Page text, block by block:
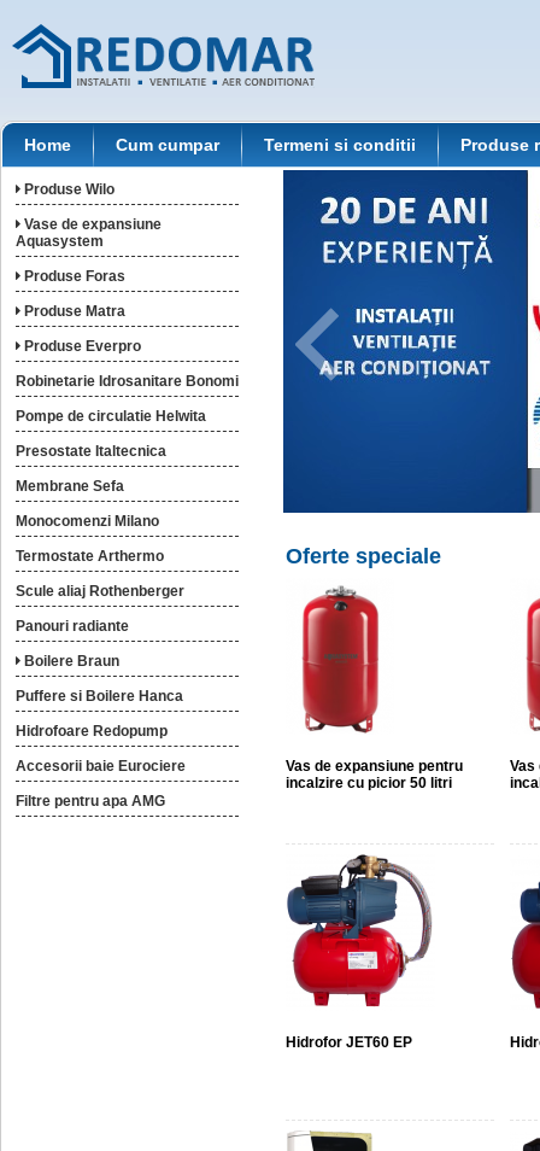
Home Cum cumpar Termeni si conditii Produse
Produse Wilo
Vase de expansiune
Aquasystem
Produse Foras
Produse Matra
Produse Everpro
Robinetarie Idrosanitare Bonomi
Pompe de circulatie Helwita
Presostate Italtecnica
Membrane Sefa
Monocomenzi Milano
Termostate Arthermo
Scule aliaj Rothenberger
Panouri radiante
Boilere Braun
Puffere si Boilere Hanca
Hidrofoare Redopump
Accesorii baie Eurociere
Filtre pentru apa AMG
Oferte speciale
Vas de expansiune pentru
incalzire cu picior 50 litri
Vas
Hidrofor JET60 EP